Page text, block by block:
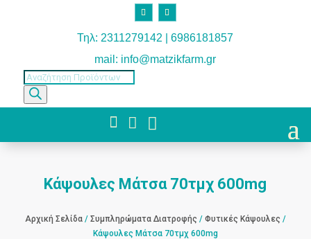
Τηλ: 2311279142 | 6986181857
mail: info@matzikfarm.gr
Products
search
  
Κάψουλες Μάτσα 70τμχ 600mg
Αρχική Σελίδα/ Συμπληρώματα Διατροφής / Φυτικές Κάψουλες /
Κάψουλες Μάτσα 70τμχ 600mg